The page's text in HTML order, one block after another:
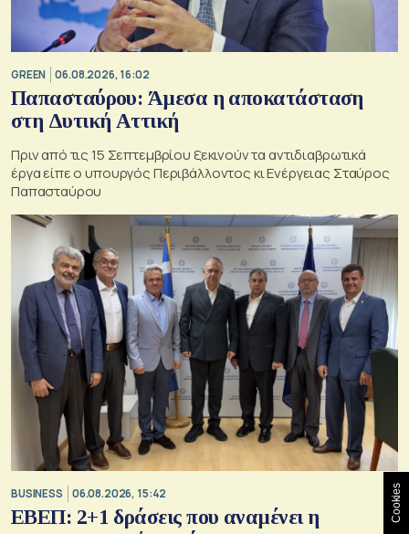
GREEN 06.08.2026, 16:02
Παπασταύρου: Άμεσα η αποκατάσταση
στη Δυτική Αττική
Πριν από τις 15 Σεπτεμβρίου ξεκινούν τα αντιδιαβρωτικά
έργα είπε ο υπουργός Περιβάλλοντος κι Ενέργειας Σταύρος
Παπασταύρου
BUSINESS 06.08.2026, 15:42
ΕΒΕΠ: 2+1 δράσεις που αναμένει η
Cookies